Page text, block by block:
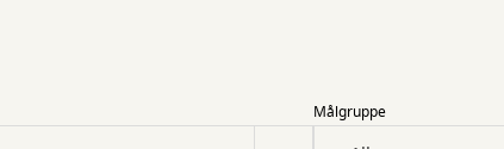
Målgruppe